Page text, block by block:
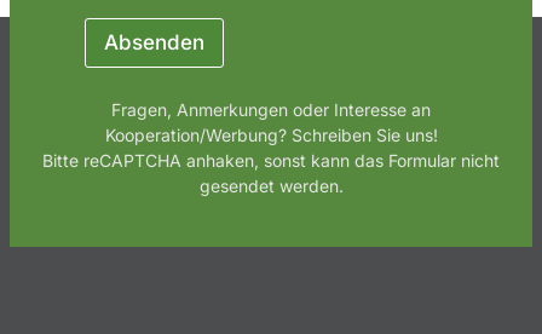
h
c
Absenden
Fragen, Anmerkungen oder Interesse an
Kooperation/Werbung? Schreiben Sie uns!
Bitte reCAPTCHA anhaken, sonst kann das Formular nicht
gesendet werden.